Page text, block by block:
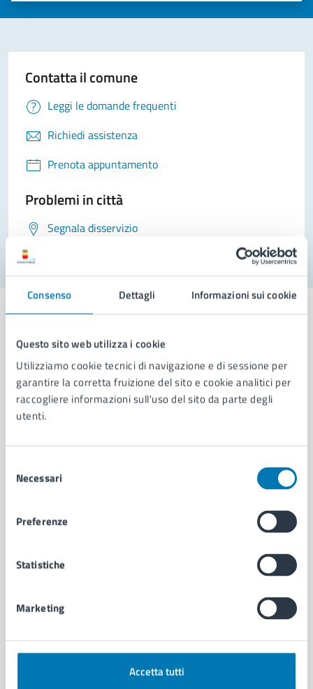
Consenso Dettagli Informazioni sui cookie
Questo sito web utilizza i cookie
Utilizziamo cookie tecnici di navigazione e di sessione per
garantire la corretta fruizione del sito e cookie analitici per
raccogliere informazioni sull'uso del sito da parte degli
utenti.
delNecessari
Preferenze
Statistiche
Marketing
Accetta tutti
Contatta il comune
Leggi le domande frequenti
Richiedi assistenza
Prenota appuntamento
Problemi in città
Segnala disservizio
Comune di Napoli
AMMINISTRAZIONE
Uffici
Personale amministrativo
Intranet, posta aziendale e protocollo
CATEGORIE DI SERVIZIO